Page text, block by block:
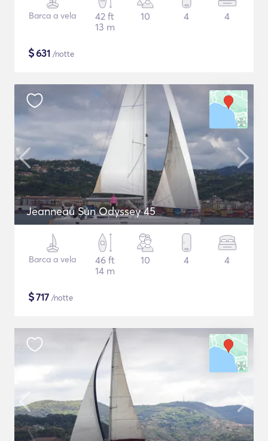
Barca a vela
42 ft
13 m
10 4 4
$631 /notte
Jeanneau Sun Odyssey 45
Barca a vela
46 ft
14 m
10 4 4
$717 /notte